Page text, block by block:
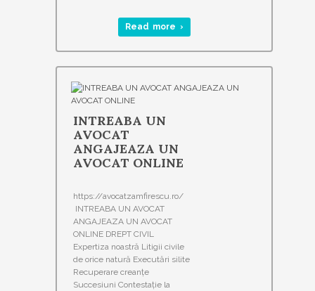
Read more ›
INTREABA UN
AVOCAT
ANGAJEAZA UN
AVOCAT ONLINE
https://avocatzamfirescu.ro/
INTREABA UN AVOCAT
ANGAJEAZA UN AVOCAT
ONLINE DREPT CIVIL
Expertiza noastră Litigii civile
de orice natură Executări silite
Recuperare creanțe
Succesiuni Contestație la